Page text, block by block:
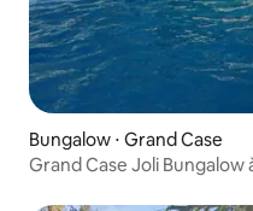
Bungalow ⋅ Grand Case
Grand Case Joli